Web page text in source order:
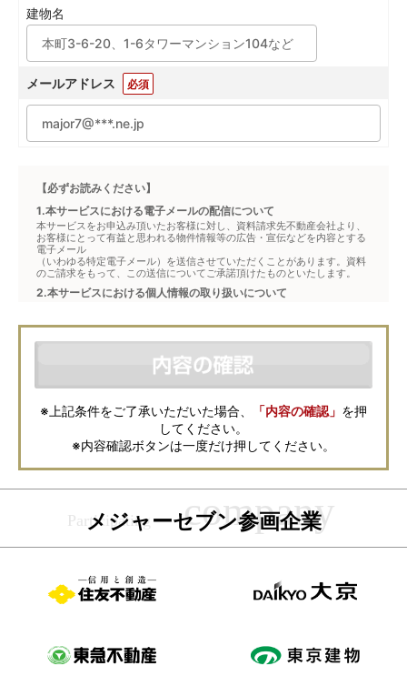
建物名
メールアドレス 必須
【必ずお読みください】
1.本サービスにおける電子メールの配信について
本サービスをお申込み頂いたお客様に対し、資料請求先不動産会社より、
お客様にとって有益と思われる物件情報等の広告・宣伝などを内容とする
電子メール
（いわゆる特定電子メール）を送信させていただくことがあります。資料
のご請求をもって、この送信についてご承諾頂けたものといたします。
2.本サービスにおける個人情報の取り扱いについて
本フォームからお客様が記入・登録された個人情報は、ダイレクトメール
などの資料送付・電子メールの送信・電話連絡などの目的で資料請求先不
動産会社が利用・保管します。資料請求先不動産会社が保管する個人情報
の取扱いについては、各不動産会社に直接お問合せください。
また、上記とは別にメジャーセブンでは本サービスを円滑に運用するため
に、お客様の個人情報をサービスご利用の控えとして一定期間保管いたし
ます。 ご記入の内容が不明瞭で資料をお送りできない場合、その他当社が
本サービスを円滑に運用するために必要な範囲において、直接メジャーセ
ブンから確認のご連絡をさせていただくことがありますので、あらかじめ
ご了承ください。
メジャーセブンの個人情報の取扱い方針についてはこちらをご覧くださ
※上記条件をご了承いただいた場合、 「内容の確認」 を押
してください。
※内容確認ボタンは一度だけ押してください。
メジャーセブン参画企業